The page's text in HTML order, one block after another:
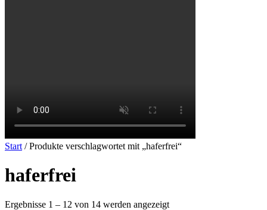
Start / Produkte verschlagwortet mit „haferfrei“
haferfrei
Ergebnisse 1 – 12 von 14 werden angezeigt